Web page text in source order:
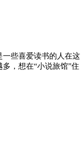
些喜爱读书的人在这
，想在“小说旅馆”住